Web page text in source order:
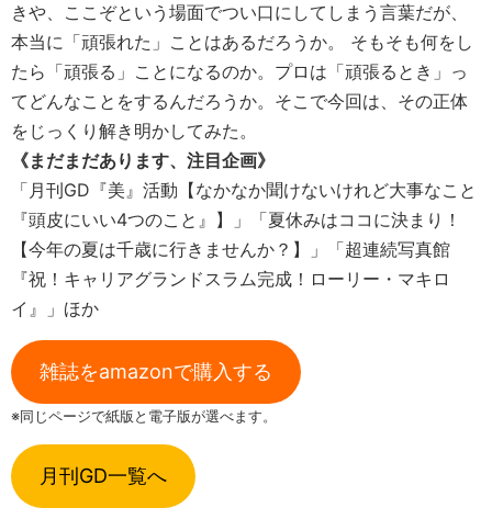
きや、ここぞという場面でつい口にしてしまう言葉だが、
本当に「頑張れた」ことはあるだろうか。 そもそも何をし
たら「頑張る」ことになるのか。プロは「頑張るとき」っ
てどんなことをするんだろうか。そこで今回は、その正体
をじっくり解き明かしてみた。
《まだまだあります、注目企画》
「月刊GD『美』活動【なかなか聞けないけれど大事なこと
『頭皮にいい4つのこと』】」「夏休みはココに決まり！
【今年の夏は千歳に行きませんか？】」「超連続写真館
『祝！キャリアグランドスラム完成！ローリー・マキロ
イ』」ほか
雑誌をamazonで購入する
※同じページで紙版と電子版が選べます。
月刊GD一覧へ